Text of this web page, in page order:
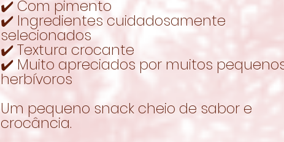
✔️ Com pimento
✔️ Ingredientes cuidadosamente
selecionados
✔️ Textura crocante
✔️ Muito apreciados por muitos
herbívoros
Um pequeno snack cheio de sabor e
crocância.